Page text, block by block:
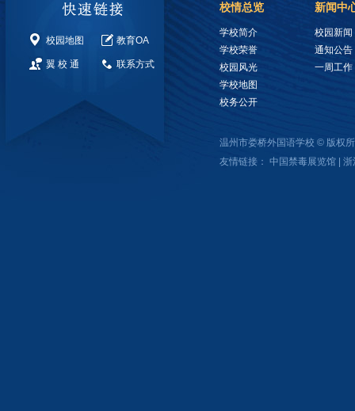
校园地图 教育OA
翼 校 通 联系方式
校情总览
学校简介
学校荣誉
校园风光
学校地图
校务公开
新闻中
校园新闻
通知公告
一周工作
温州市娄桥外国语学校 © 版
友情链接： 中国禁毒展览馆 浙